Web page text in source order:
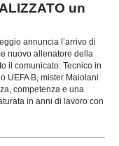
un
annuncia l’arrivo di
nuovo allenatore della
il comunicato: Tecnico in
UEFA B, mister Maiolani
competenza e una
in anni di lavoro con